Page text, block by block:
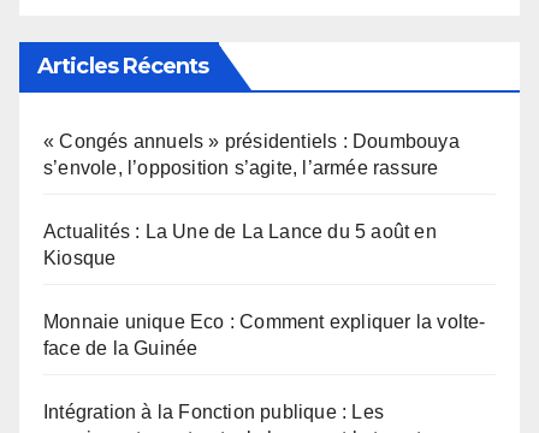
Articles Récents
« Congés annuels » présidentiels : Doumbouya
s’envole, l’opposition s’agite, l’armée rassure
Actualités : La Une de La Lance du 5 août en
Kiosque
Monnaie unique Eco : Comment expliquer la volte-
face de la Guinée
Intégration à la Fonction publique : Les